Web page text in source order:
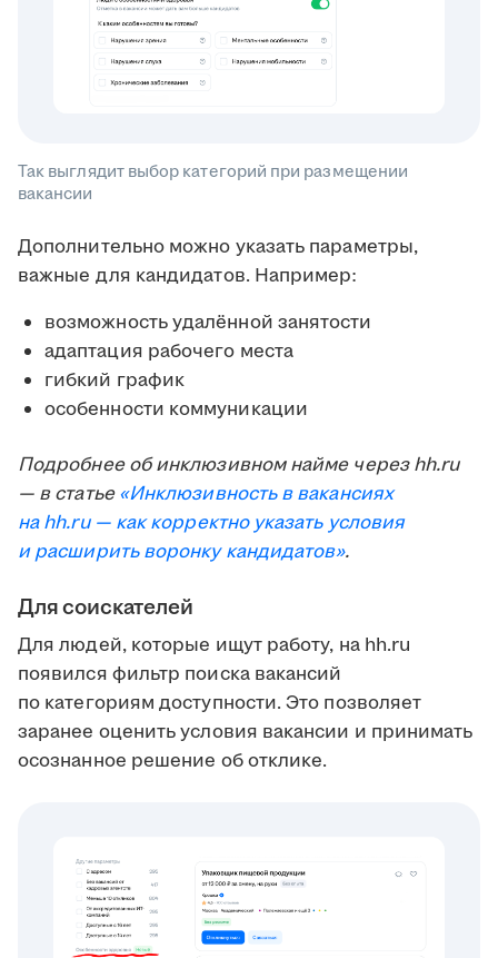
Так выглядит выбор категорий при размещении
вакансии
Дополнительно можно указать параметры,
важные для кандидатов. Например:
возможность удалённой занятости
адаптация рабочего места
гибкий график
особенности коммуникации
Подробнее об инклюзивном найме через hh.ru
— в статье«Инклюзивность в вакансиях
на hh.ru — как корректно указать условия
и расширить воронку кандидатов».
Для соискателей
Для людей, которые ищут работу, на hh.ru
появился фильтр поиска вакансий
по категориям доступности. Это позволяет
заранее оценить условия вакансии и принимать
осознанное решение об отклике.